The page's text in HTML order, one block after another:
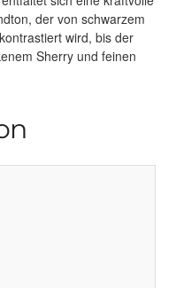
der von schwarzem
wird, bis der
Sherry und feinen